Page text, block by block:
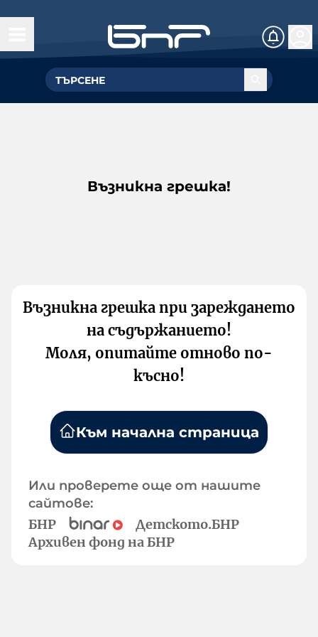
Възникна грешка!
Възникна грешка при зареждането
на съдържанието!
Моля, опитайте отново по-
късно!
Към начална страница
Или проверете още от нашите
сайтове:
БНР
Детското.БНР
Архивен фонд на БНР